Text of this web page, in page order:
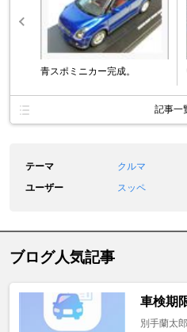
青スポミニカー完成。
記事一
テーマ
クルマ
ユーザー
スッペ
ブログ人気記事
車検期
別手蘭太